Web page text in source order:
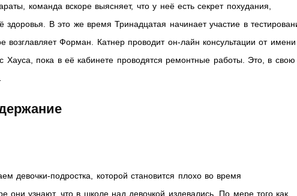
команда вскоре выясняет, что у неё есть секрет похудания,
В это же время Тринадцатая начинает участие в
возглавляет Форман. Катнер проводит он-лайн консультации от имени
Хауса, пока в её кабинете проводятся ремонтные работы. Это, в свою
девочки-подростка, которой становится плохо во время
они узнают, что в школе над девочкой издевались. По мере того как